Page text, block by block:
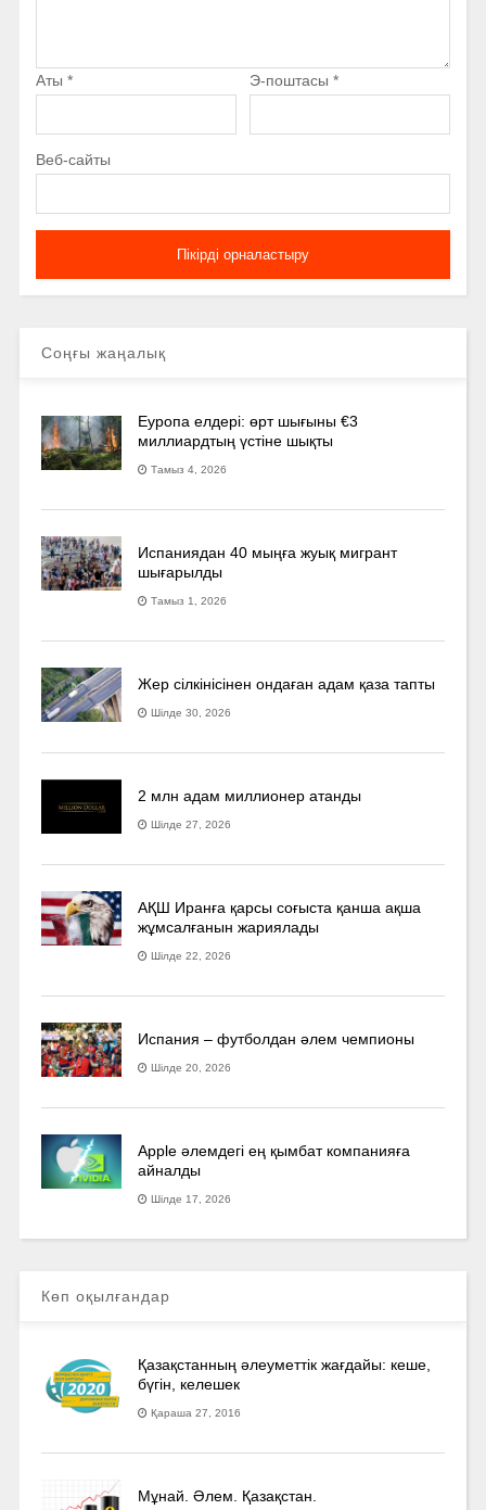
Аты * Э-поштасы *
Веб-сайты
Соңғы жаңалық
Еуропа елдері: өрт шығыны €3
миллиардтың үстіне шықты
Тамыз 4, 2026
Испаниядан 40 мыңға жуық мигрант
шығарылды
Тамыз 1, 2026
Жер сілкінісінен ондаған адам қаза тапты
Шілде 30, 2026
2 млн адам миллионер атанды
Шілде 27, 2026
АҚШ Иранға қарсы соғыста қанша ақша
жұмсалғанын жариялады
Шілде 22, 2026
Испания – футболдан әлем чемпионы
Шілде 20, 2026
Apple әлемдегі ең қымбат компанияға
айналды
Шілде 17, 2026
Көп оқылғандар
Қазақстанның әлеуметтік жағдайы: кеше,
бүгін, келешек
Қараша 27, 2016
Мұнай. Әлем. Қазақстан.